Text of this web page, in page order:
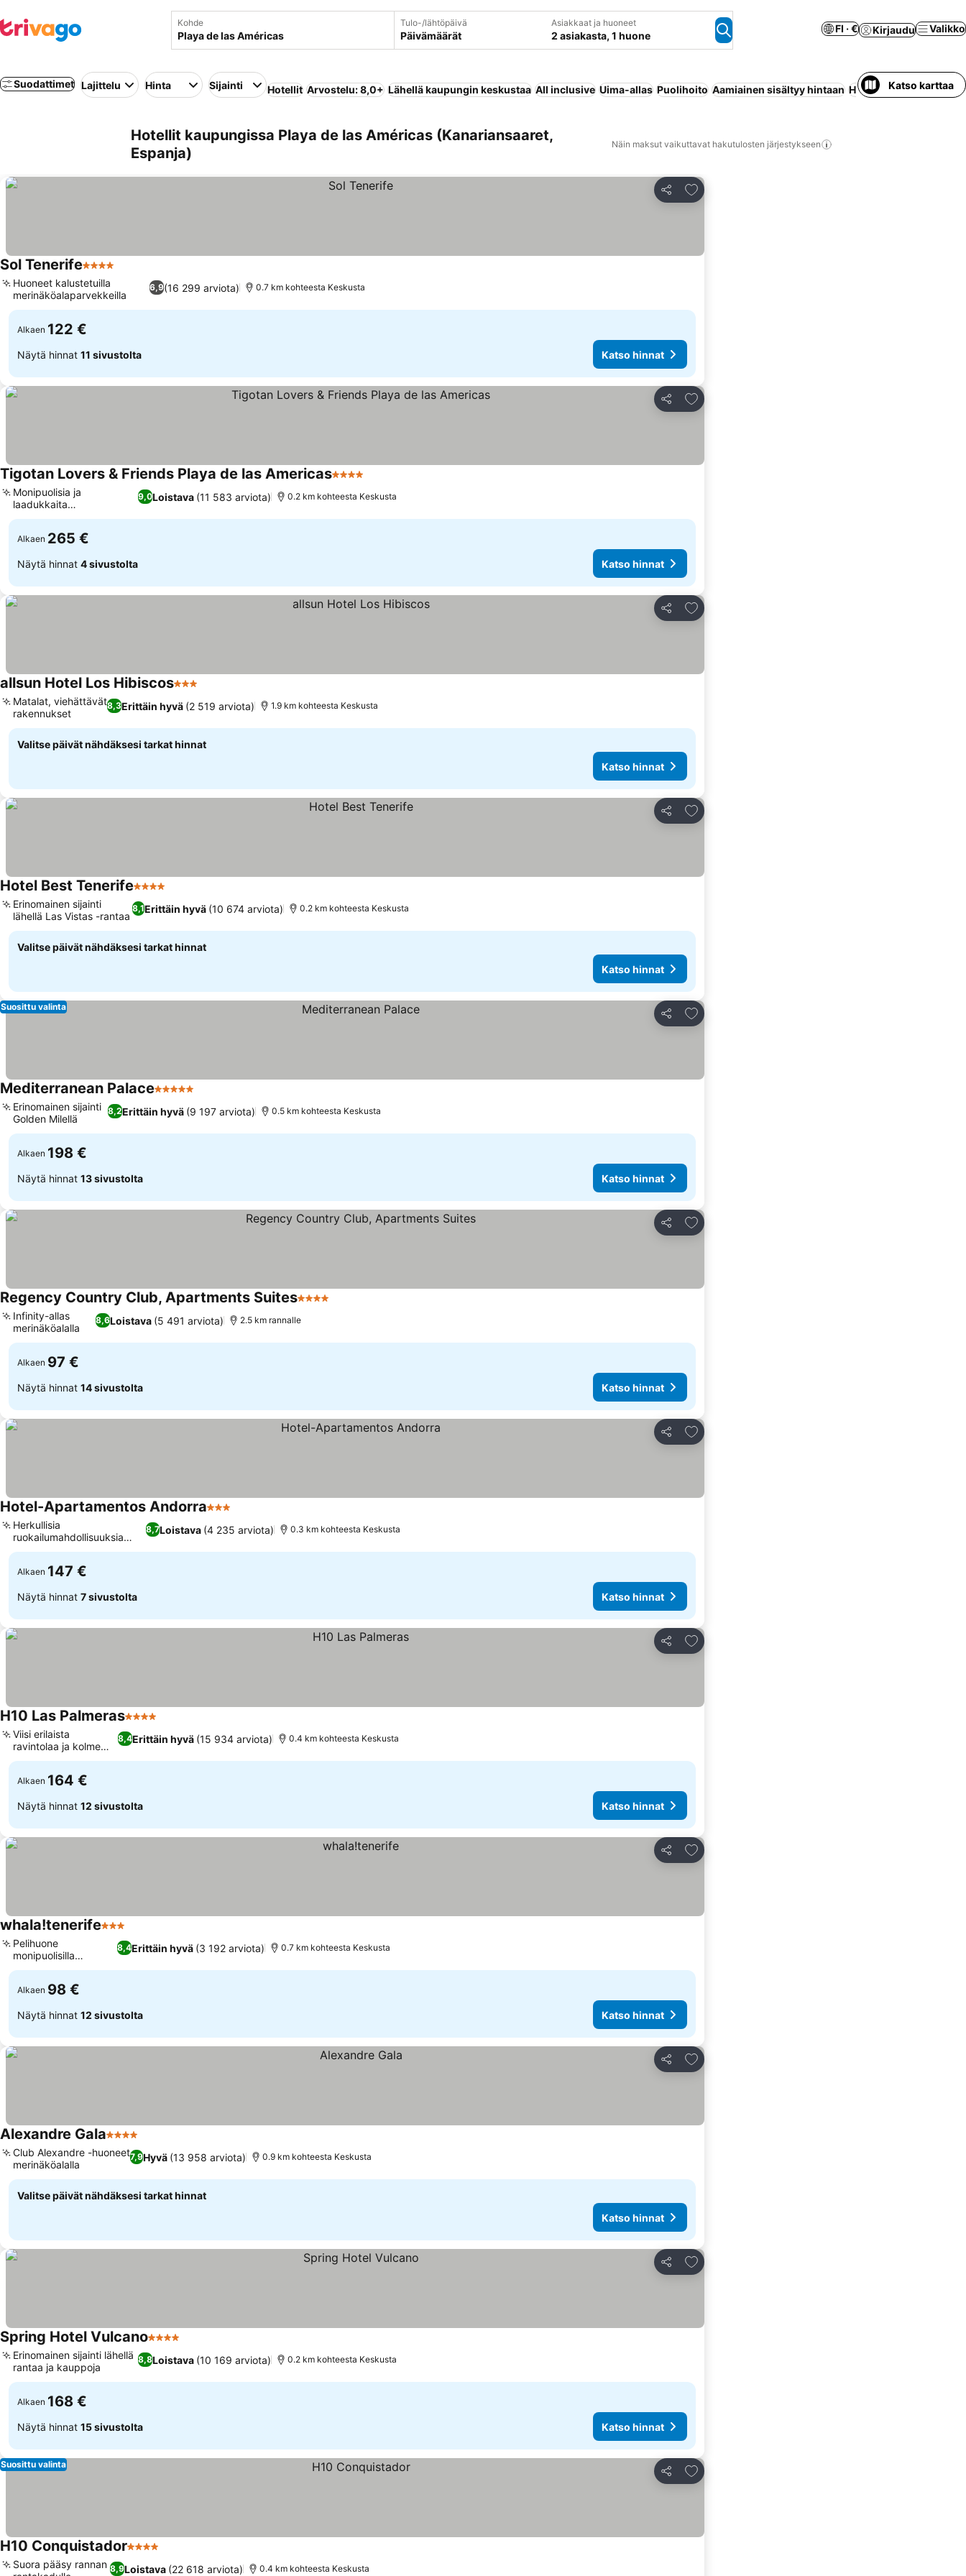
Kohde Tulo-/lähtöpäivä
Päivämäärät
Asiakkaat ja huoneet
2 asiakasta, 1 huone
FI · € Kirjaudu Valikko
Suodattimet Lajittelu Hinta Sijainti Hotellit Arvostelu: 8,0+ Lähellä kaupungin keskustaa All inclusive Uima-allas Puolihoito Aamiainen sisältyy hintaan Huoneisto palveluilla
Katso karttaa
Hotellit kaupungissa Playa de las Américas (Kanariansaaret,
Espanja)
Näin maksut vaikuttavat hakutulosten järjestykseen
Jaa
Lisää suosikkeihin
Sol Tenerife4 Tähtiluokitus
6,9(16 299 arviota)
Huoneet kalustetuilla
merinäköalaparvekkeilla
0.7 km kohteesta Keskusta
Alkaen 122 €
Näytä hinnat 11 sivustolta Katso hinnat
Jaa
Lisää suosikkeihin
Tigotan Lovers & Friends Playa de las Americas4 Tähtiluokitus
9,0Loistava (11 583 arviota)
Monipuolisia ja
laadukkaita
ruokailuelämyksiä
0.2 km kohteesta Keskusta
Alkaen 265 €
Näytä hinnat 4 sivustolta Katso hinnat
Jaa
Lisää suosikkeihin
allsun Hotel Los Hibiscos3 Tähtiluokitus
8,3Erittäin hyvä (2 519 arviota)
Matalat, viehättävät
rakennukset
1.9 km kohteesta Keskusta
Valitse päivät nähdäksesi tarkat hinnat
Katso hinnat
Jaa
Lisää suosikkeihin
Hotel Best Tenerife4 Tähtiluokitus
8,1Erittäin hyvä (10 674 arviota)
Erinomainen sijainti
lähellä Las Vistas -rantaa
0.2 km kohteesta Keskusta
Valitse päivät nähdäksesi tarkat hinnat
Katso hinnat
Jaa
Lisää suosikkeihin
Suosittu valinta
Mediterranean Palace5 Tähtiluokitus
8,2Erittäin hyvä (9 197 arviota)
Erinomainen sijainti
Golden Milellä
0.5 km kohteesta Keskusta
Alkaen 198 €
Näytä hinnat 13 sivustolta Katso hinnat
Jaa
Lisää suosikkeihin
Regency Country Club, Apartments Suites4 Tähtiluokitus
8,6Loistava (5 491 arviota)
Infinity-allas
merinäköalalla
2.5 km rannalle
Alkaen 97 €
Näytä hinnat 14 sivustolta Katso hinnat
Jaa
Lisää suosikkeihin
Hotel-Apartamentos Andorra3 Tähtiluokitus
8,7Loistava (4 235 arviota)
Herkullisia
ruokailumahdollisuuksia
paikan päällä
0.3 km kohteesta Keskusta
Alkaen 147 €
Näytä hinnat 7 sivustolta Katso hinnat
Jaa
Lisää suosikkeihin
H10 Las Palmeras4 Tähtiluokitus
8,4Erittäin hyvä (15 934 arviota)
Viisi erilaista
ravintolaa ja kolme
baaria
0.4 km kohteesta Keskusta
Alkaen 164 €
Näytä hinnat 12 sivustolta Katso hinnat
Jaa
Lisää suosikkeihin
whala!tenerife3 Tähtiluokitus
8,4Erittäin hyvä (3 192 arviota)
Pelihuone
monipuolisilla
aktiviteeteilla
0.7 km kohteesta Keskusta
Alkaen 98 €
Näytä hinnat 12 sivustolta Katso hinnat
Jaa
Lisää suosikkeihin
Alexandre Gala4 Tähtiluokitus
7,9Hyvä (13 958 arviota)
Club Alexandre -huoneet
merinäköalalla
0.9 km kohteesta Keskusta
Valitse päivät nähdäksesi tarkat hinnat
Katso hinnat
Jaa
Lisää suosikkeihin
Spring Hotel Vulcano4 Tähtiluokitus
8,8Loistava (10 169 arviota)
Erinomainen sijainti lähellä
rantaa ja kauppoja
0.2 km kohteesta Keskusta
Alkaen 168 €
Näytä hinnat 15 sivustolta Katso hinnat
Jaa
Lisää suosikkeihin
Suosittu valinta
H10 Conquistador4 Tähtiluokitus
8,9Loistava (22 618 arviota)
Suora pääsy rannan
0.4 km kohteesta Keskusta